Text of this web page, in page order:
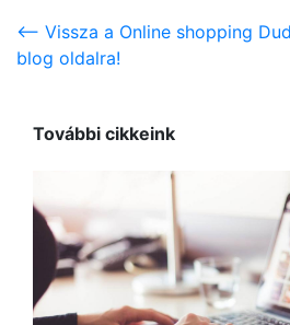
<-- Vissza a Online shopping
blog oldalra!
További cikkeink